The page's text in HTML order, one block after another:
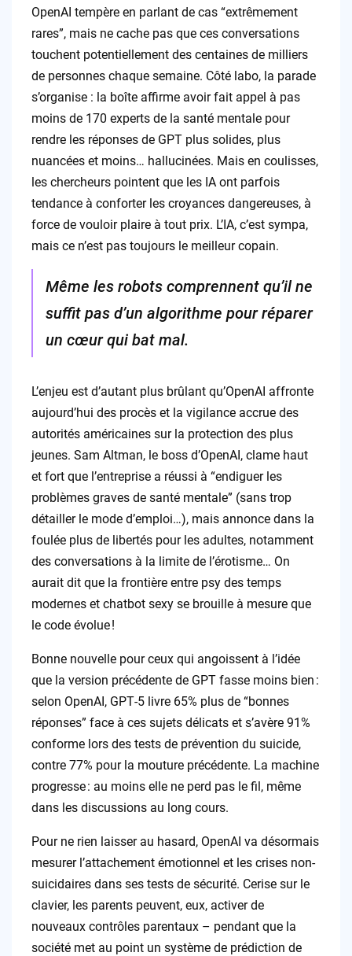
OpenAI tempère en parlant de cas “extrêmement
rares”, mais ne cache pas que ces conversations
touchent potentiellement des centaines de milliers
de personnes chaque semaine. Côté labo, la parade
s’organise : la boîte affirme avoir fait appel à pas
moins de 170 experts de la santé mentale pour
rendre les réponses de GPT plus solides, plus
nuancées et moins… hallucinées. Mais en coulisses,
les chercheurs pointent que les IA ont parfois
tendance à conforter les croyances dangereuses, à
force de vouloir plaire à tout prix. L’IA, c’est sympa,
mais ce n’est pas toujours le meilleur copain.
Même les robots comprennent qu’il ne
suffit pas d’un algorithme pour réparer
un cœur qui bat mal.
L’enjeu est d’autant plus brûlant qu’OpenAI affronte
aujourd’hui des procès et la vigilance accrue des
autorités américaines sur la protection des plus
jeunes. Sam Altman, le boss d’OpenAI, clame haut
et fort que l’entreprise a réussi à “endiguer les
problèmes graves de santé mentale” (sans trop
détailler le mode d’emploi…), mais annonce dans la
foulée plus de libertés pour les adultes, notamment
des conversations à la limite de l’érotisme… On
aurait dit que la frontière entre psy des temps
modernes et chatbot sexy se brouille à mesure que
le code évolue !
Bonne nouvelle pour ceux qui angoissent à l’idée
que la version précédente de GPT fasse moins bien :
selon OpenAI, GPT‑5 livre 65% plus de “bonnes
réponses” face à ces sujets délicats et s’avère 91%
conforme lors des tests de prévention du suicide,
contre 77% pour la mouture précédente. La machine
progresse : au moins elle ne perd pas le fil, même
dans les discussions au long cours.
Pour ne rien laisser au hasard, OpenAI va désormais
mesurer l’attachement émotionnel et les crises non-
suicidaires dans ses tests de sécurité. Cerise sur le
clavier, les parents peuvent, eux, activer de
nouveaux contrôles parentaux – pendant que la
société met au point un système de prédiction de